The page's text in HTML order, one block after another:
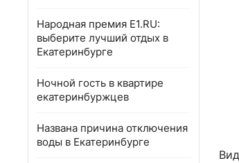
Народная премия E1.RU:
выберите лучший отдых в
Екатеринбурге
Ночной гость в квартире
екатеринбуржцев
Названа причина отключения
воды в Екатеринбурге